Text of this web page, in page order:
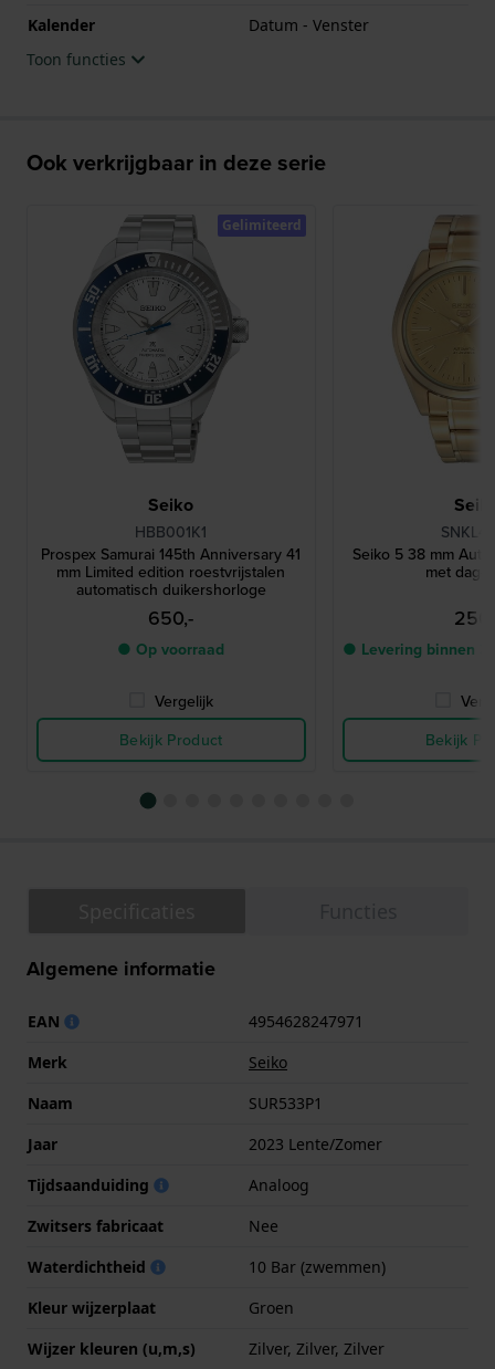
Kalender
Datum - Venster
Toon functies
Ook verkrijgbaar in deze serie
Seiko
HBB001K1
Prospex Samurai 145th Anniversary 41
mm Limited edition roestvrijstalen
automatisch duikershorloge
650,-
● Op voorraad
Vergelijk
Bekijk Product
Gelimiteerd
Seiko 5 38 mm
met dag-
● Levering binnen 3
Bekijk
Algemene informatie
EAN
4954628247971
Merk
Seiko
Naam
SUR533P1
Jaar
2023 Lente/Zomer
Tijdsaanduiding
Analoog
Zwitsers fabricaat
Nee
Waterdichtheid
10 Bar (zwemmen)
Kleur wijzerplaat
Groen
Wijzer kleuren (u,m,s)
Zilver, Zilver, Zilver